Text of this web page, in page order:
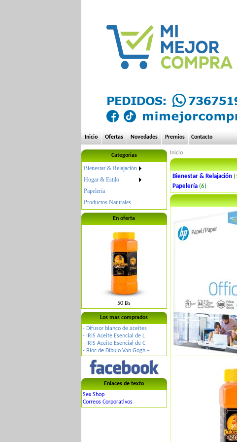
Inicio Ofertas Novedades Premios Contacto
Categorias
Bienestar & Relajación
Hogar & Estilo
Papelería
Productos Naturales
En oferta
50 Bs
Los mas comprados
- Difusor blanco de aceites
-
IRIS Aceite Esencial de L
-
IRIS Aceite Esencial de C
- Bloc de Dibujo Van Gogh –
Enlaces de texto
Sex Shop
Correos Corporativos
Inicio
Bienestar & Relajación
Papelería (6)